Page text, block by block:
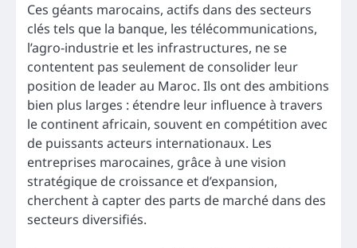
Ces géants marocains, actifs dans des secteurs
clés tels que la banque, les télécommunications,
l’agro-industrie et les infrastructures, ne se
contentent pas seulement de consolider leur
position de leader au Maroc. Ils ont des ambitions
bien plus larges : étendre leur influence à travers
le continent africain, souvent en compétition avec
de puissants acteurs internationaux. Les
entreprises marocaines, grâce à une vision
stratégique de croissance et d’expansion,
cherchent à capter des parts de marché dans des
secteurs diversifiés.